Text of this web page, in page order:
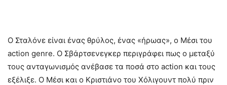
Ο Σταλόνε είναι ένας θρύλος, ένας «ήρωας», ο Μέσι του
action genre. Ο Σβάρτσενεγκερ περιγράφει πως ο μεταξύ
τους ανταγωνισμός ανέβασε τα ποσά στο action και τους
εξέλιξε. Ο Μέσι και ο Κριστιάνο του Χόλιγουντ πολύ πριν